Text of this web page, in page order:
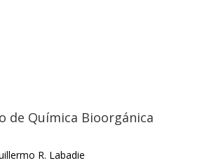
de Química Bioorgánica
R. Labadie